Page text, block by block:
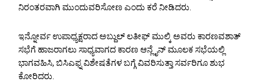
ನಿರಂತರವಾಗಿ ಮುಂದುವರಿಸೋಣ ಎಂದು ಕರೆ ನೀಡಿದರು.
ಇನ್ನೋರ್ವ ಉಪಾಧ್ಯಕ್ಷರಾದ ಅಬ್ದುಲ್ ಲತೀಫ್ ಮುಲ್ಕಿ ಅವರು ಕಾರಣವಶಾತ್
ಸಭೆಗೆ ಹಾಜರಾಗಲು ಸಾಧ್ಯವಾಗದ ಕಾರಣ ಆನ್ಲೈನ್ ಮೂಲಕ ಸಭೆಯಲ್ಲಿ
ಭಾಗವಹಿಸಿ, ಬಿಸಿಎಫ್ನ ವಿಶೇಷತೆಗಳ ಬಗ್ಗೆ ವಿವರಿಸುತ್ತಾ ಸರ್ವರಿಗೂ ಶುಭ
ಕೋರಿದರು.